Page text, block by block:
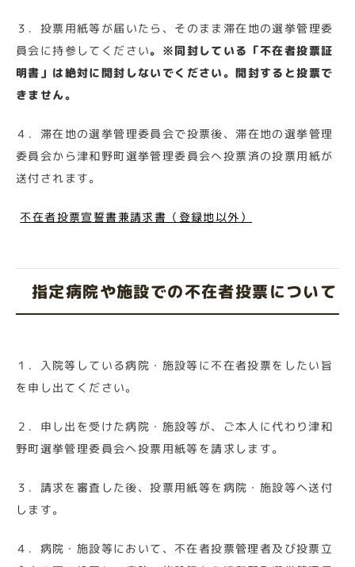
３．投票用紙等が届いたら、そのまま滞在地の選挙管理委
員会に持参してください。※同封している「不在者投票証
明書」は絶対に開封しないでください。開封すると投票で
きません。
４．滞在地の選挙管理委員会で投票後、滞在地の選挙管理
委員会から津和野町選挙管理委員会へ投票済の投票用紙が
送付されます。
不在者投票宣誓書兼請求書（登録地以外）
指定病院や施設での不在者投票について
１．入院等している病院・施設等に不在者投票をしたい旨
を申し出てください。
２．申し出を受けた病院・施設等が、ご本人に代わり津和
野町選挙管理委員会へ投票用紙等を請求します。
３．請求を審査した後、投票用紙等を病院・施設等へ送付
します。
４．病院・施設等において、不在者投票管理者及び投票立